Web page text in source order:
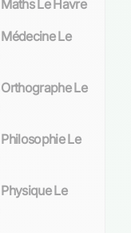
la cinquième
cycle
la
alors
de
telles que
Le Havre
Le
Le
Le
Le